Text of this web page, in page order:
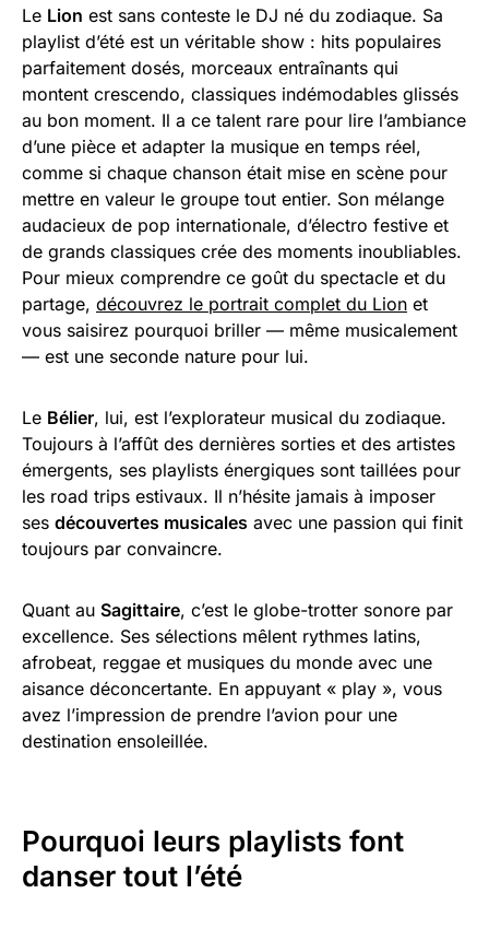
Le Lion est sans conteste le DJ né du zodiaque. Sa
playlist d’été est un véritable show : hits populaires
parfaitement dosés, morceaux entraînants qui
montent crescendo, classiques indémodables glissés
au bon moment. Il a ce talent rare pour lire l’ambiance
d’une pièce et adapter la musique en temps réel,
comme si chaque chanson était mise en scène pour
mettre en valeur le groupe tout entier. Son mélange
audacieux de pop internationale, d’électro festive et
de grands classiques crée des moments inoubliables.
Pour mieux comprendre ce goût du spectacle et du
partage, découvrez le portrait complet du Lion et
vous saisirez pourquoi briller — même musicalement
— est une seconde nature pour lui.
Le Bélier, lui, est l’explorateur musical du zodiaque.
Toujours à l’affût des dernières sorties et des artistes
émergents, ses playlists énergiques sont taillées pour
les road trips estivaux. Il n’hésite jamais à imposer
ses découvertes musicales avec une passion qui finit
toujours par convaincre.
Quant au Sagittaire, c’est le globe-trotter sonore par
excellence. Ses sélections mêlent rythmes latins,
afrobeat, reggae et musiques du monde avec une
aisance déconcertante. En appuyant « play », vous
avez l’impression de prendre l’avion pour une
destination ensoleillée.
Pourquoi leurs playlists font
danser tout l’été